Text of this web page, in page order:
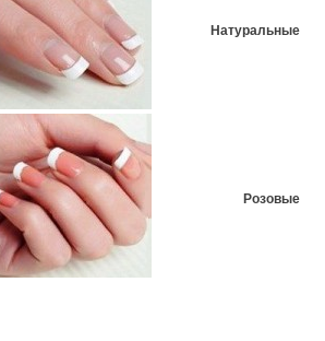
Натуральные
Розовые